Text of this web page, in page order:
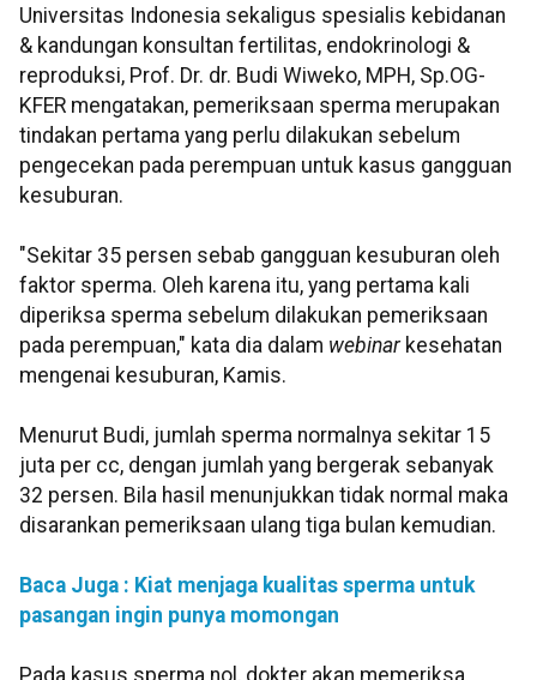
Universitas Indonesia sekaligus spesialis kebidanan
& kandungan konsultan fertilitas, endokrinologi &
reproduksi, Prof. Dr. dr. Budi Wiweko, MPH, Sp.OG-
KFER mengatakan, pemeriksaan sperma merupakan
tindakan pertama yang perlu dilakukan sebelum
pengecekan pada perempuan untuk kasus gangguan
kesuburan.
"Sekitar 35 persen sebab gangguan kesuburan oleh
faktor sperma. Oleh karena itu, yang pertama kali
diperiksa sperma sebelum dilakukan pemeriksaan
pada perempuan," kata dia dalam webinarkesehatan
mengenai kesuburan, Kamis.
Menurut Budi, jumlah sperma normalnya sekitar 15
juta per cc, dengan jumlah yang bergerak sebanyak
32 persen. Bila hasil menunjukkan tidak normal maka
disarankan pemeriksaan ulang tiga bulan kemudian.
Baca Juga : Kiat menjaga kualitas sperma untuk
pasangan ingin punya momongan